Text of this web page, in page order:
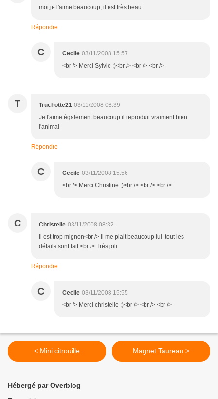
moi,je l'aime beaucoup, il est très beau
Répondre
C Cecile 03/11/2008 15:57
<br /> Merci Sylvie ;)<br /> <br /> <br />
T Truchotte21 03/11/2008 08:39
Je l'aime également beaucoup il reproduit vraiment bien
l'animal
Répondre
C Cecile 03/11/2008 15:56
<br /> Merci Christine ;)<br /> <br /> <br />
C Christelle 03/11/2008 08:32
Il est trop mignon<br /> Il me plait beaucoup lui, tout les
détails sont fait.<br /> Très joli
Répondre
C Cecile 03/11/2008 15:55
<br /> Merci christelle ;)<br /> <br /> <br />
< Mini citrouille Magnet Taureau >
Hébergé par Overblog